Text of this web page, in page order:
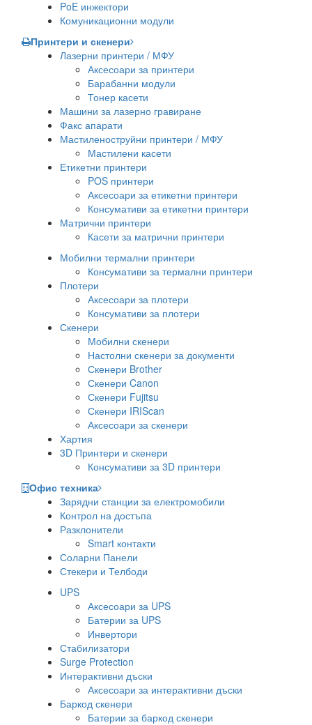
PoE инжектори
Комуникационни модули
Принтери и скенери
Лазерни принтери / МФУ
Аксесоари за принтери
Барабанни модули
Тонер касети
Машини за лазерно гравиране
Факс апарати
Мастиленоструйни принтери / МФУ
Мастилени касети
Етикетни принтери
POS принтери
Аксесоари за етикетни принтери
Консумативи за етикетни принтери
Матрични принтери
Касети за матрични принтери
Мобилни термални принтери
Консумативи за термални принтери
Плотери
Аксесоари за плотери
Консумативи за плотери
Скенери
Мобилни скенери
Настолни скенери за документи
Скенери Brother
Скенери Canon
Скенери Fujitsu
Скенери IRIScan
Аксесоари за скенери
Хартия
3D Принтери и скенери
Консумативи за 3D принтери
Офис техника
Зарядни станции за електромобили
Контрол на достъпа
Разклонители
Smart контакти
Соларни Панели
Стекери и Телбоди
UPS
Аксесоари за UPS
Батерии за UPS
Инвертори
Стабилизатори
Surge Protection
Интерактивни дъски
Аксесоари за интерактивни дъски
Баркод скенери
Батерии за баркод скенери